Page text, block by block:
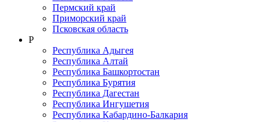
Пермский край
Приморский край
Псковская область
Р
Республика Адыгея
Республика Алтай
Республика Башкортостан
Республика Бурятия
Республика Дагестан
Республика Ингушетия
Республика Кабардино-Балкария